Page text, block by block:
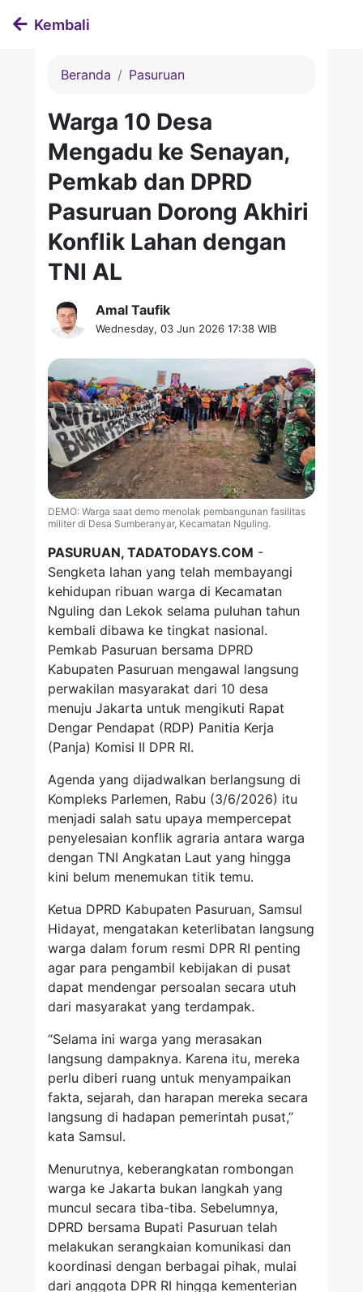
Kembali
Beranda Pasuruan
Warga 10 Desa
Mengadu ke Senayan,
Pemkab dan DPRD
Pasuruan Dorong Akhiri
Konflik Lahan dengan
TNI AL
Amal Taufik
Wednesday, 03 Jun 2026 17:38 WIB
DEMO: Warga saat demo menolak pembangunan fasilitas
militer di Desa Sumberanyar, Kecamatan Nguling.
PASURUAN, TADATODAYS.COM -
Sengketa lahan yang telah membayangi
kehidupan ribuan warga di Kecamatan
Nguling dan Lekok selama puluhan tahun
kembali dibawa ke tingkat nasional.
Pemkab Pasuruan bersama DPRD
Kabupaten Pasuruan mengawal langsung
perwakilan masyarakat dari 10 desa
menuju Jakarta untuk mengikuti Rapat
Dengar Pendapat (RDP) Panitia Kerja
(Panja) Komisi II DPR RI.
Agenda yang dijadwalkan berlangsung di
Kompleks Parlemen, Rabu (3/6/2026) itu
menjadi salah satu upaya mempercepat
penyelesaian konflik agraria antara warga
dengan TNI Angkatan Laut yang hingga
kini belum menemukan titik temu.
Ketua DPRD Kabupaten Pasuruan, Samsul
Hidayat, mengatakan keterlibatan langsung
warga dalam forum resmi DPR RI penting
agar para pengambil kebijakan di pusat
dapat mendengar persoalan secara utuh
dari masyarakat yang terdampak.
“Selama ini warga yang merasakan
langsung dampaknya. Karena itu, mereka
perlu diberi ruang untuk menyampaikan
fakta, sejarah, dan harapan mereka secara
langsung di hadapan pemerintah pusat,”
kata Samsul.
Menurutnya, keberangkatan rombongan
warga ke Jakarta bukan langkah yang
muncul secara tiba-tiba. Sebelumnya,
DPRD bersama Bupati Pasuruan telah
melakukan serangkaian komunikasi dan
koordinasi dengan berbagai pihak, mulai
dari anggota DPR RI hingga kementerian